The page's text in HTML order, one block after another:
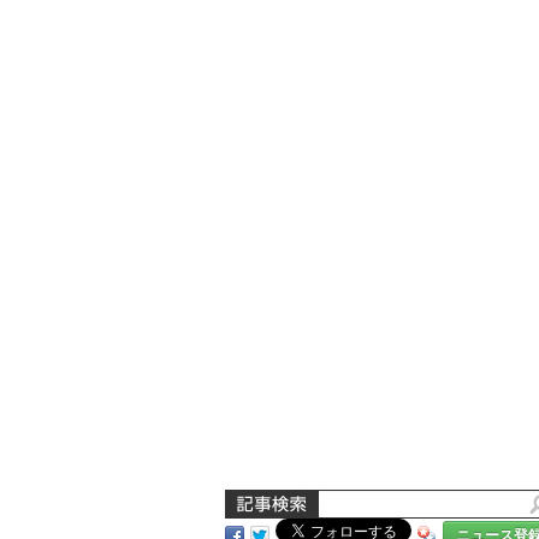
ニュース登